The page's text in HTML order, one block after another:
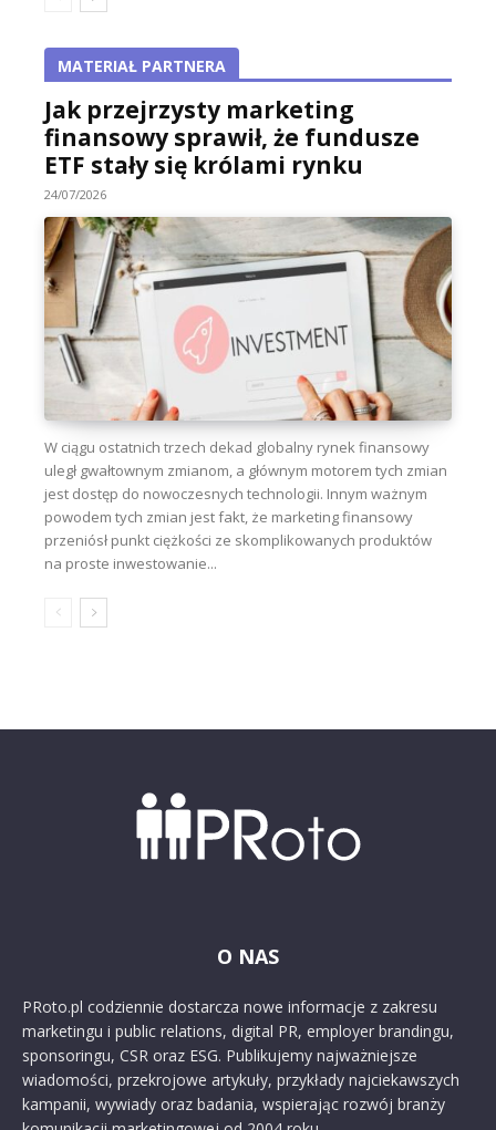
MATERIAŁ PARTNERA
Jak przejrzysty marketing
finansowy sprawił, że fundusze
ETF stały się królami rynku
24/07/2026
W ciągu ostatnich trzech dekad globalny rynek finansowy
uległ gwałtownym zmianom, a głównym motorem tych zmian
jest dostęp do nowoczesnych technologii. Innym ważnym
powodem tych zmian jest fakt, że marketing finansowy
przeniósł punkt ciężkości ze skomplikowanych produktów
na proste inwestowanie...
O NAS
PRoto.pl codziennie dostarcza nowe informacje z zakresu
marketingu i public relations, digital PR, employer brandingu,
sponsoringu, CSR oraz ESG. Publikujemy najważniejsze
wiadomości, przekrojowe artykuły, przykłady najciekawszych
kampanii, wywiady oraz badania, wspierając rozwój branży